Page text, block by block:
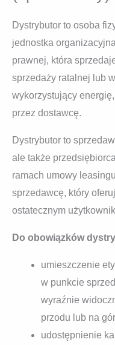
Dystrybutor to osoba
jednostka
prawnej, która
sprzedaży ratalnej lub
wykorzystujący
przez dostawcę.
Dystrybutor to
ale także
ramach umowy
sprzedawcę, który
ostatecznym
Do obowiązków
umieszczenie
w punkcie
wyraźnie
przodu lub na
udostępnienie